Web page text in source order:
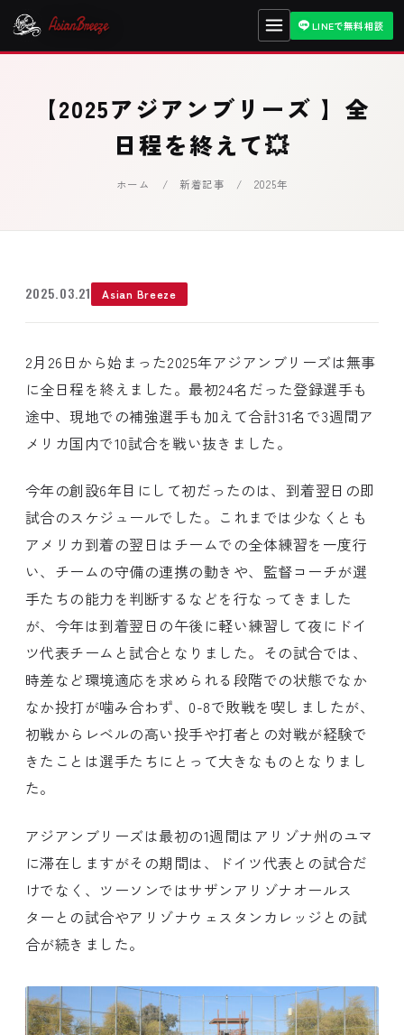
LINEで無料相談
【2025アジアンブリーズ 】全
日程を終えて💥
ホーム / 新着記事 / 2025年
2025.03.21 Asian Breeze
2月26日から始まった2025年アジアンブリーズは無事
に全日程を終えました。最初24名だった登録選手も
途中、現地での補強選手も加えて合計31名で3週間ア
メリカ国内で10試合を戦い抜きました。
今年の創設6年目にして初だったのは、到着翌日の即
試合のスケジュールでした。これまでは少なくとも
アメリカ到着の翌日はチームでの全体練習を一度行
い、チームの守備の連携の動きや、監督コーチが選
手たちの能力を判断するなどを行なってきました
が、今年は到着翌日の午後に軽い練習して夜にドイ
ツ代表チームと試合となりました。その試合では、
時差など環境適応を求められる段階での状態でなか
なか投打が噛み合わず、0-8で敗戦を喫しましたが、
初戦からレベルの高い投手や打者との対戦が経験で
きたことは選手たちにとって大きなものとなりまし
た。
アジアンブリーズは最初の1週間はアリゾナ州のユマ
に滞在しますがその期間は、ドイツ代表との試合だ
けでなく、ツーソンではサザンアリゾナオールス
ターとの試合やアリゾナウェスタンカレッジとの試
合が続きました。